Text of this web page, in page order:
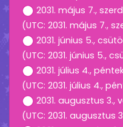
2031. május 7.,
(UTC: 2031. május 7.,
2031. június 5.,
(UTC: 2031. június 5.,
2031. július 4.,
(UTC: 2031. július 4.,
2031. augusztus 3.,
(UTC: 2031. augusztus